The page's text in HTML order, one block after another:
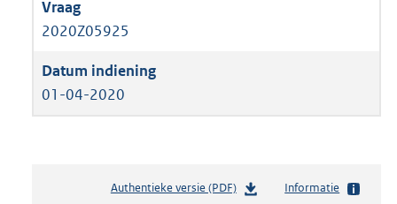
2020Z05925
01-04-2020
Authentieke versie (PDF)b
Informatie